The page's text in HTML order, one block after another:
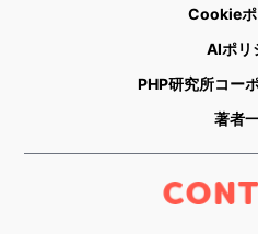
Cookieポ
AIポリ
PHP研究所コー
著者